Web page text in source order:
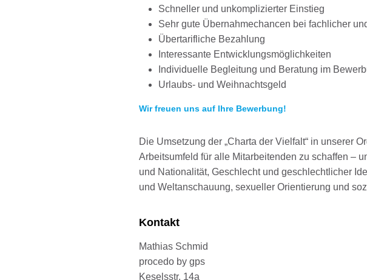
Schneller und unkomplizierter Einstieg
Sehr gute Übernahmechancen bei fachlicher
Übertarifliche Bezahlung
Interessante Entwicklungsmöglichkeiten
Individuelle Begleitung und Beratung im
Urlaubs- und Weihnachtsgeld
Wir freuen uns auf Ihre Bewerbung!
Die Umsetzung der „Charta der Vielfalt“ in unserer
Arbeitsumfeld für alle Mitarbeitenden zu schaffen –
und Nationalität, Geschlecht und geschlechtlicher
und Weltanschauung, sexueller Orientierung und
Kontakt
Mathias Schmid
procedo by gps
Keselsstr. 14a